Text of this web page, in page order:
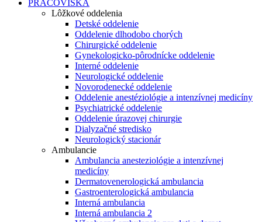
PRACOVISKÁ
Lôžkové oddelenia
Detské oddelenie
Oddelenie dlhodobo chorých
Chirurgické oddelenie
Gynekologicko-pôrodnícke oddelenie
Interné oddelenie
Neurologické oddelenie
Novorodenecké oddelenie
Oddelenie anestéziológie a intenzívnej medicíny
Psychiatrické oddelenie
Oddelenie úrazovej chirurgie
Dialyzačné stredisko
Neurologický stacionár
Ambulancie
Ambulancia anesteziológie a intenzívnej
medicíny
Dermatovenerologická ambulancia
Gastroenterologická ambulancia
Interná ambulancia
Interná ambulancia 2